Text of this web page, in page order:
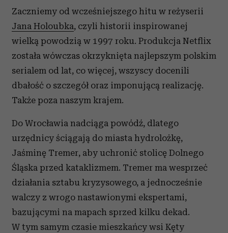
Zaczniemy od wcześniejszego hitu w reżyserii
Jana Holoubka, czyli historii inspirowanej
wielką powodzią w 1997 roku. Produkcja Netflix
została wówczas okrzyknięta najlepszym polskim
serialem od lat, co więcej, wszyscy docenili
dbałość o szczegół oraz imponującą realizację.
Także poza naszym krajem.
Do Wrocławia nadciąga powódź, dlatego
urzędnicy ściągają do miasta hydrolożkę,
Jaśminę Tremer, aby uchronić stolicę Dolnego
Śląska przed kataklizmem. Tremer ma wesprzeć
działania sztabu kryzysowego, a jednocześnie
walczy z wrogo nastawionymi ekspertami,
bazującymi na mapach sprzed kilku dekad.
W tym samym czasie mieszkańcy wsi Kęty